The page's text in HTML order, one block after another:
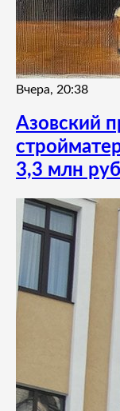
Вчера, 20:38
Азовский
3,3 млн